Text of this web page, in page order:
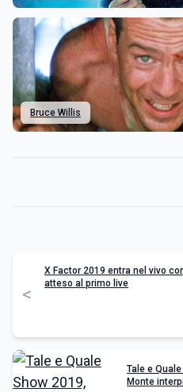
Bruce Willis
<
X Factor 2019 entra nel vivo
atteso al primo live
Tale e
Monte